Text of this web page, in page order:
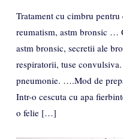
Tratament cu cimbru
reumatism, astm bronsic …
astm bronsic, secretii ale
respiratorii, tuse
pneumonie. ….Mod de
Intr-o cescuta cu apa
o felie […]